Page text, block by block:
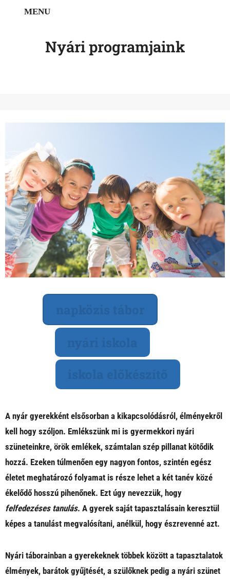
Nyári programjaink
A nyár gyerekként elsősorban a kikapcsolódásról, élményekről
kell hogy szóljon. Emlékszünk mi is gyermekkori nyári
szüneteinkre, örök emlékek, számtalan szép pillanat kötődik
hozzá. Ezeken túlmenően egy nagyon fontos, szintén egész
életet meghatározó folyamat is része lehet a két tanév közé
ékelődő hosszú pihenőnek. Ezt úgy nevezzük, hogy
felfedezéses tanulás. A gyerek saját tapasztalásain keresztül
képes a tanulást megvalósítani, anélkül, hogy észrevenné azt.
Nyári táborainban a gyerekeknek többek között a tapasztalatok
élmények, barátok gyűjtését, a szülőknek pedig a nyári szünet
MENU